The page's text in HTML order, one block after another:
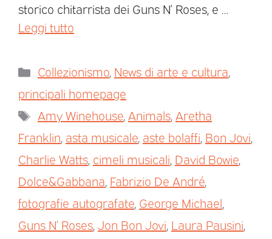
storico chitarrista dei Guns N’ Roses, e …
Leggi tutto
Collezionismo, News di arte e cultura,
principali homepage
Amy Winehouse, Animals, Aretha
Franklin, asta musicale, aste bolaffi, Bon Jovi,
Charlie Watts, cimeli musicali, David Bowie,
Dolce&Gabbana, Fabrizio De André,
fotografie autografate, George Michael,
Guns N’ Roses,Jon Bon Jovi, Laura Pausini,